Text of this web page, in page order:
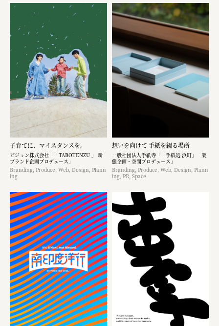
ユウキ食品株式会社, 株式会社ビーツ
お茶と酒たすき
野村不動産ビルディング株式会社
大堀相馬焼陶吉郎窯
株式会社ゼロワンブースター
叶や豆冨 大椙食品
株式会社 京都産業振興センター
旭酒造株式会社
株式会社レリアン
一般社団法人日本家具産業振興会、メッセフランクフル
フードバレーとかち首都圏プロモーション実行委員会
株式会社 中華・高橋
株式会社ITC
オクズミ商事
学校法人加藤学園
横浜市
子育てに、マイスタンスを。
ピジョン株式会社「「TABOTENZU 」 新
ブランド企画プロデュース」
Branding, Produce, Web, Design, Plann
ing
想いを向けて 手紙を綴る場所
一般社団法人手紙寺「「手紙処 浜町」 業
態企画・空間プロデュース」
Branding, Produce, Web, Design, Plann
ing, PR, Space